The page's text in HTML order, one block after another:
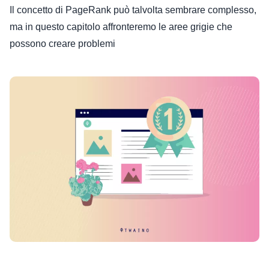
Il concetto di PageRank può talvolta sembrare complesso,
ma in questo capitolo affronteremo le aree grigie che
possono creare problemi